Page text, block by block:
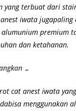
yang terbuat dari
iwata jugapaling
premium
dan ketahanan.
…
cat anest iwata
menggunakan